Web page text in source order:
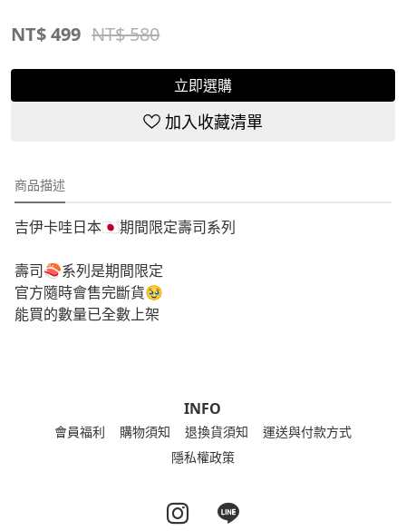
NT$499 NT$ 580
立即選購
加入收藏清單
商品描述
吉伊卡哇日本🇯🇵期間限定壽司系列
壽司🍣系列是期間限定
官方隨時會售完斷貨🥹
能買的數量已全數上架
INFO
會員福利 購物須知 退換貨須知
運送與付款方式
隱私權政策
Instagram page
Line page